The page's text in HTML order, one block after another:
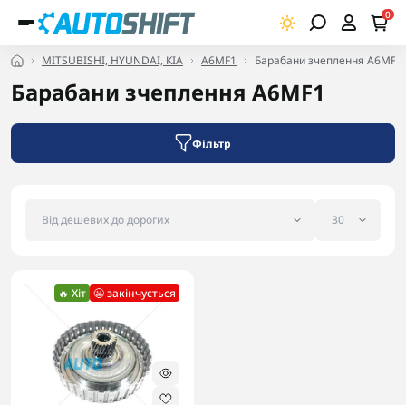
0
MITSUBISHI, HYUNDAI, KIA A6MF1 Барабани зчеплення A6MF1
Барабани зчеплення A6MF1
Фільтр
🔥 Хіт 😬 закінчується